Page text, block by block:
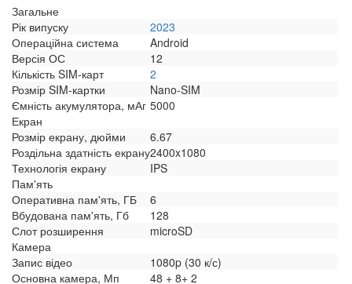
Загальне
Рік випуску
2023
Операційна система
Android
Версія ОС
12
Кількість SIM-карт
2
Розмір SIM-картки
Nano-SIM
Ємність акумулятора, мАг 5000
Екран
Розмір екрану, дюйми
6.67
Роздільна здатність екрану2400x1080
Технологія екрану
IPS
Пам'ять
Оперативна пам'ять, ГБ
6
Вбудована пам'ять, Гб
128
Слот розширення
microSD
Камера
Запис відео
1080p (30 к/с)
Основна камера, Мп
48 + 8+ 2